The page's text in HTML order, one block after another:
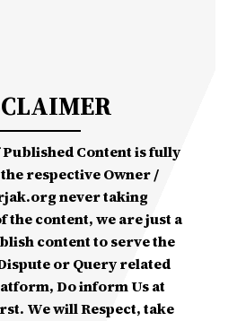
Content is fully
respective Owner /
never taking
the content, we are just a
content to serve the
or Query related
Do inform Us at
We will Respect, take